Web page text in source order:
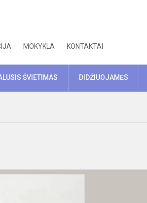
MOKYKLA KONTAKTAI
ŠVIETIMAS DIDŽIUOJAMĖS